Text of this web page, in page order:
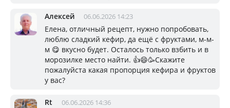
Алексей 06.06.2026 14:23
Елена, отличный рецепт, нужно попробовать,
люблю сладкий кефир, да ещё с фруктами, м-м-
м 😋 вкусно будет. Осталось только взбить и в
морозилке место найти. 👍😄🥳Скажите
пожалуйста какая пропорция кефира и фруктов
у вас?
Rt 06.06.2026 14:36